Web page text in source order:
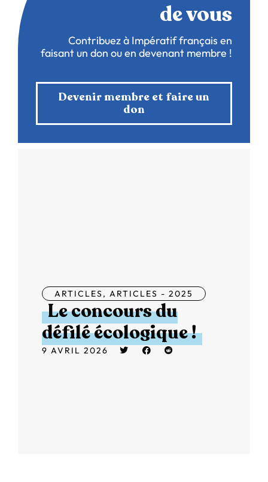
de vous
Contribuez à Impératif français en
faisant un don ou en devenant membre !
Devenir membre et faire un
don
ARTICLES, ARTICLES - 2025
Le concours du
défilé écologique !
9 AVRIL 2026